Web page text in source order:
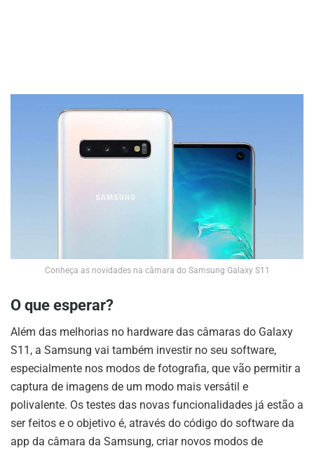
Conheça as novidades na câmara do Samsung Galaxy S11
O que esperar?
Além das melhorias no hardware das câmaras do Galaxy
S11, a Samsung vai também investir no seu software,
especialmente nos modos de fotografia, que vão permitir a
captura de imagens de um modo mais versátil e
polivalente. Os testes das novas funcionalidades já estão a
ser feitos e o objetivo é, através do código do software da
app da câmara da Samsung, criar novos modos de